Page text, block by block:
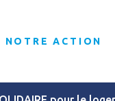
NOTRE ACTION